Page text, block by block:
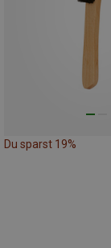
Du sparst 19%